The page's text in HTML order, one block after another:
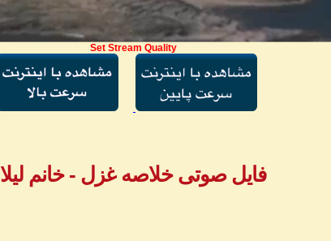
Set Stream Quality
فایل صوتی خلاصه غزل - خانم لیلا